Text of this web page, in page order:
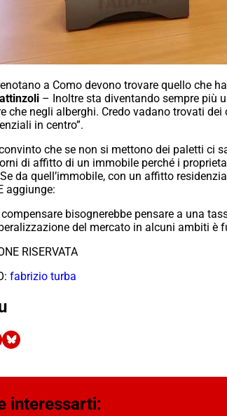
a Como devono trovare quello che
– Inoltre sta diventando sempre più
che negli alberghi. Credo vadano trovati
in centro”.
convinto che se non si mettono dei paletti ci
di affitto di un immobile perché i
da quell’immobile, con un affitto
aggiunge:
bisognerebbe pensare a una
del mercato in alcuni ambiti è
RISERVATA
fabrizio turba
interessarti: